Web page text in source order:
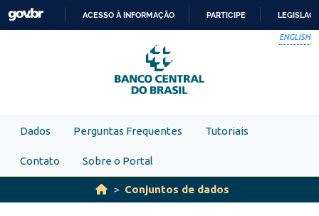
Skip to main content
PARA
O
CONTEÚDO
ACESSO À INFORMAÇÃO PARTICIPE
ENGLISH
Dados Perguntas Frequentes Tutoriais
Contato Sobre o Portal
Conjuntos de dados